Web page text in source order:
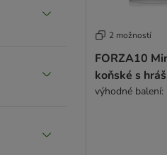
2 možností
FORZA10
koňské s
výhodné balení: